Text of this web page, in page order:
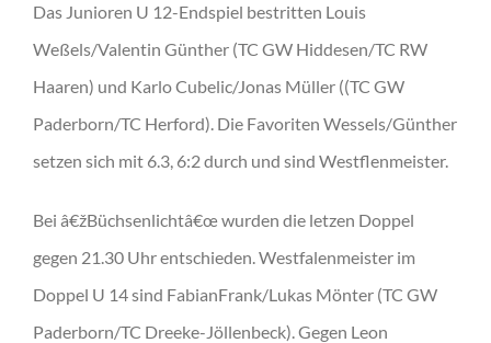
Das Junioren U 12-Endspiel bestritten Louis
Weßels/Valentin Günther (TC GW Hiddesen/TC RW
Haaren) und Karlo Cubelic/Jonas Müller ((TC GW
Paderborn/TC Herford). Die Favoriten Wessels/Günther
setzen sich mit 6.3, 6:2 durch und sind Westflenmeister.
Bei â€žBüchsenlichtâ€œ wurden die letzen Doppel
gegen 21.30 Uhr entschieden. Westfalenmeister im
Doppel U 14 sind FabianFrank/Lukas Mönter (TC GW
Paderborn/TC Dreeke-Jöllenbeck). Gegen Leon